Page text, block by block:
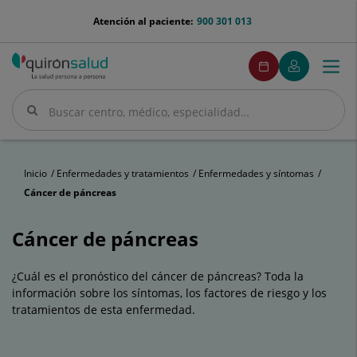
menu-
900 301 013
Atención al paciente:
Buscar
Buscar
menuPedirCita
Pedir
cita
Mi
Quirónsalud
Menú
Inicio Enfermedades y tratamientos
Enfermedades y síntomas
Cáncer de páncreas
Cáncer de páncreas
¿Cuál es el pronóstico del cáncer de páncreas? Toda la
información sobre los síntomas, los factores de riesgo y los
tratamientos de esta enfermedad.